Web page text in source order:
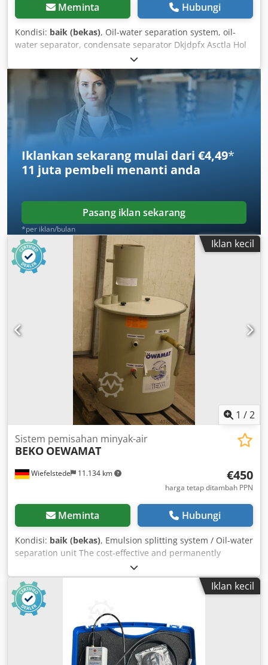
Meminta Hubungi
Kondisi: baik (bekas), Oil-water separation system, oil-
water separator, condensate separator Dkjdpfx Asctla Hol
Aer - The cost-effective and permanently reliable solution
to the problem is usually oil/water separation for
dispersed condensates. The treated water meets the legal
requirements for discharge into the sewage system. -
Quantity: 1x filter available - Price: per piece - Dimensions:
460/500/H950 mm - Weight: 32 kg
Iklankan sekarang mulai dari €4,49*
11 juta pembeli menanti anda
Pasang iklan sekarang
*per iklan/bulan
Iklan kecil
1 /2
Wiefelstede 11.134 km
Sistem pemisahan minyak-air
BEKO OEWAMAT
€450
harga tetap ditambah PPN
Meminta Hubungi
Kondisi: baik (bekas), Emulsion splitting system / Oil-water
separation unit The cost-effective and permanently
reliable solution to the problem is usually oil/water
separation for dispersed condensates. The treated water
complies with legal requirements for discharge into the
sewer system. Dkedpfsb A Iy Hex Al Asr - Weight: 70 kg
Iklan kecil